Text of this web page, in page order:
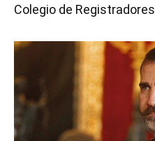
Colegio de Registradores